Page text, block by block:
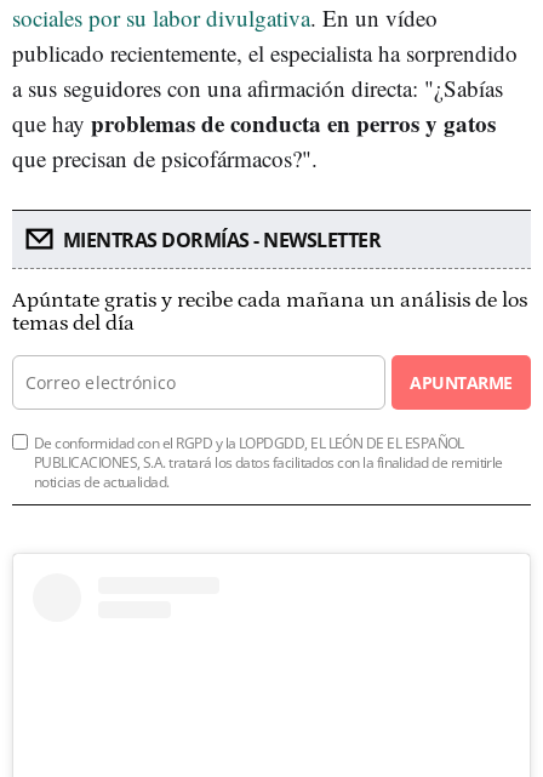
sociales por su labor divulgativa. En un vídeo
publicado recientemente, el especialista ha sorprendido
a sus seguidores con una afirmación directa: "¿Sabías
que hay problemas de conducta en perros y gatos
que precisan de psicofármacos?".
MIENTRAS DORMÍAS - NEWSLETTER
Apúntate gratis y recibe cada mañana un análisis de los
temas del día
APUNTARME
De conformidad con el RGPD y la LOPDGDD, EL LEÓN DE EL ESPAÑOL
PUBLICACIONES, S.A. tratará los datos facilitados con la finalidad de remitirle
noticias de actualidad.